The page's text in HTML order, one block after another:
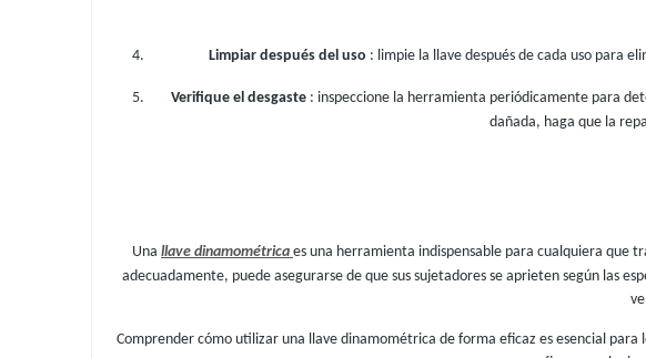
Limpiar después del uso : limpie la llave después de cada uso para
Verifique el desgaste : inspeccione la herramienta periódicamente para
dañada, haga que la
Una llave dinamométrica es una herramienta indispensable para cualquiera que
adecuadamente, puede asegurarse de que sus sujetadores se aprieten según las
Comprender cómo utilizar una llave dinamométrica de forma eficaz es esencial